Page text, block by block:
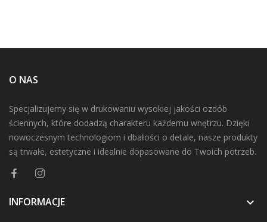
O NAS
Specjalizujemy się w drukowaniu wysokiej jakości ozdób
ściennych, które dodadzą charakteru każdemu wnętrzu. Dzięki
nowoczesnym technologiom i dbałości o detale, nasze produkty
są trwałe, estetyczne i idealnie dopasowane do Twoich potrzeb.
INFORMACJE 